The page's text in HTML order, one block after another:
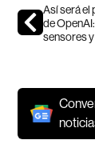
Así será
de
sensores